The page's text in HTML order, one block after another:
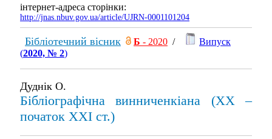
інтернет-адреса сторінки:
http://jnas.nbuv.gov.ua/article/UJRN-0001101204
Бібліотечний вісник Б - 2020 /
Випуск
(2020, № 2)
Дуднік О.
Бібліографічна винниченкіана (XX –
початок XXІ ст.)